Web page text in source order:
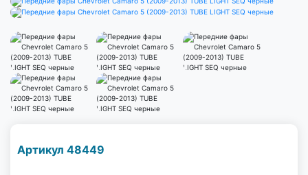
Артикул 48449